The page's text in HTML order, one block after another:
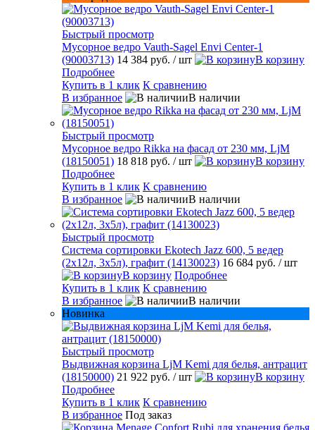
Быстрый просмотр
Мусорное ведро Vauth-Sagel Envi Center-1
(90003713) 14 384 руб. / шт
В корзину
Подробнее
Купить в 1 клик К сравнению
В избранное
В наличии
Быстрый просмотр
Мусорное ведро Rikka на фасад от 230 мм, LjM
(18150051) 18 818 руб. / шт
В корзину
Подробнее
Купить в 1 клик К сравнению
В избранное
В наличии
Быстрый просмотр
Система сортировки Ekotech Jazz 600, 5 ведер
(2х12л, 3х5л), графит (14130023) 16 684 руб. / шт
В корзину Подробнее
Купить в 1 клик К сравнению
В избранное
В наличии
Новинка
Быстрый просмотр
Выдвижная корзина LjM Kemi для белья, антрацит
(18150000) 21 922 руб. / шт
В корзину
Подробнее
Купить в 1 клик К сравнению
В избранное Под заказ